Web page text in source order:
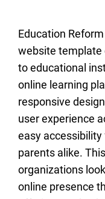
Education
website template
to educational
online learning
responsive
user experience
easy
parents alike.
organizations
online presence